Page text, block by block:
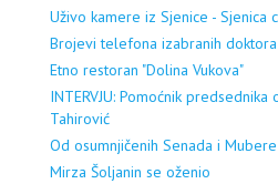
Uživo kamere iz Sjenice - Sjenica
Brojevi telefona izabranih doktora
Etno restoran "Dolina Vukova"
INTERVJU: Pomoćnik predsednika
Tahirović
Od osumnjičenih Senada i
Mirza Šoljanin se oženio